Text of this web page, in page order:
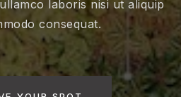
laboris nisi ut aliquip
consequat.